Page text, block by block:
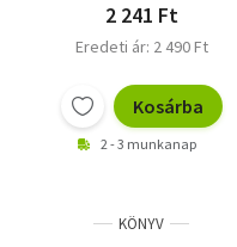
2 241 Ft
Eredeti ár: 2 490 Ft
Kosárba
2 - 3 munkanap
KÖNYV